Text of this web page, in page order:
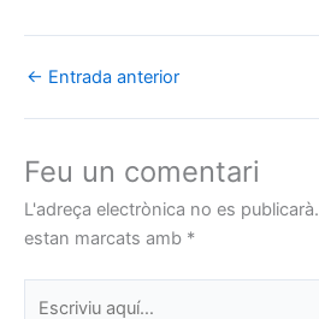
← Entrada anterior
Feu un comentari
L'adreça electrònica no es publicarà.
estan marcats amb *